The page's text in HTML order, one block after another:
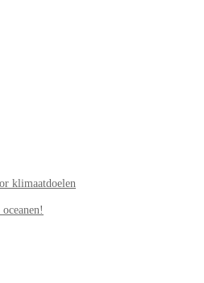
klimaatdoelen